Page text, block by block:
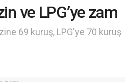
ve LPG’ye zam
69 kuruş, LPG'ye 70 kuruş